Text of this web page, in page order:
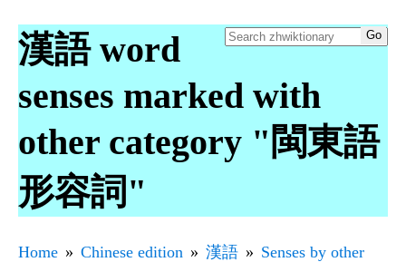
漢語 word
senses marked with
other category "閩東語
形容詞"
Home Chinese edition 漢語
Senses by other